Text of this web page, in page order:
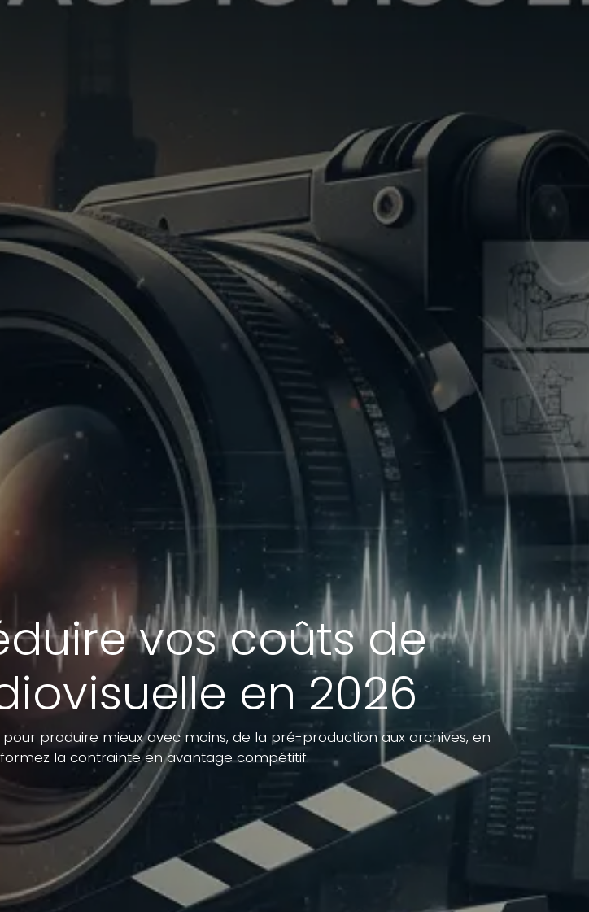
vos coûts de
en 2026
produire mieux avec moins, de la pré-production aux archives, en
la contrainte en avantage compétitif.